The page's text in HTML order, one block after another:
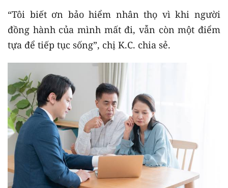
“Tôi biết ơn bảo hiểm nhân thọ vì khi người
đồng hành của mình mất đi, vẫn còn một điểm
tựa để tiếp tục sống”, chị K.C. chia sẻ.